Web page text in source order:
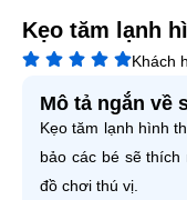
Kẹo tăm lạnh
Khách
Mô tả ngắn về
Kẹo tăm lạnh hình
bảo các bé sẽ
đồ chơi thú vị.